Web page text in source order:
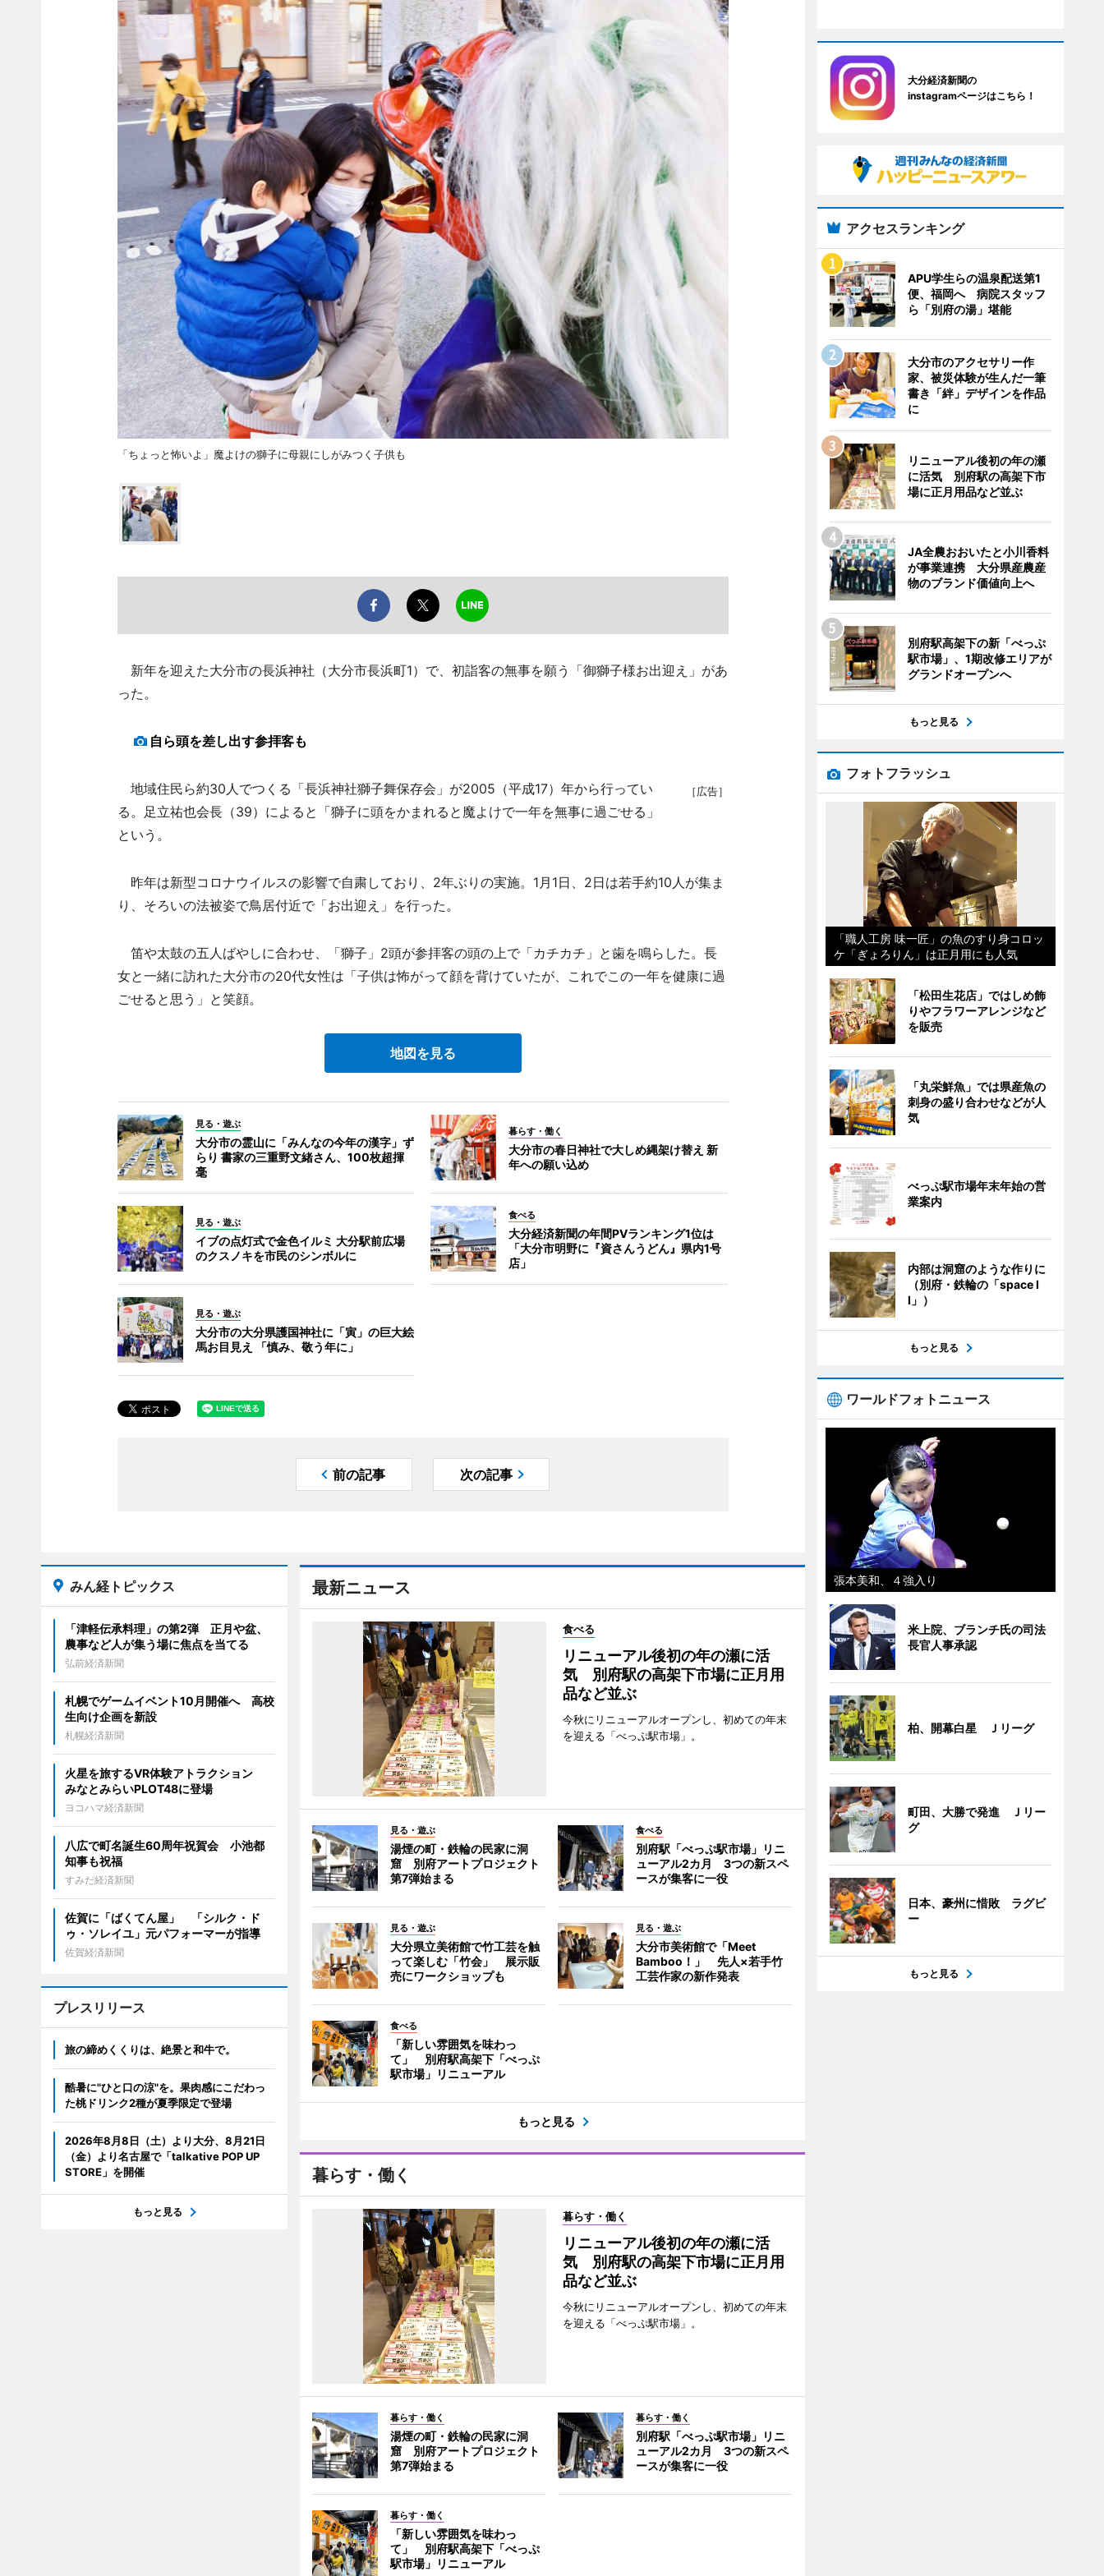
「ちょっと怖いよ」魔よけの獅子に母親にしがみつく子供も
新年を迎えた大分市の長浜神社（大分市長浜町1）で、初詣客の無事を願う「御獅子様お出迎え」があ
った。
自ら頭を差し出す参拝客も
［広告］
地域住民ら約30人でつくる「長浜神社獅子舞保存会」が2005（平成17）年から行ってい
る。足立祐也会長（39）によると「獅子に頭をかまれると魔よけで一年を無事に過ごせる」
という。
昨年は新型コロナウイルスの影響で自粛しており、2年ぶりの実施。1月1日、2日は若手約10人が集ま
り、そろいの法被姿で鳥居付近で「お出迎え」を行った。
笛や太鼓の五人ばやしに合わせ、「獅子」2頭が参拝客の頭の上で「カチカチ」と歯を鳴らした。長
女と一緒に訪れた大分市の20代女性は「子供は怖がって顔を背けていたが、これでこの一年を健康に過
ごせると思う」と笑顔。
地図を見る
見る・遊ぶ
大分市の霊山に「みんなの今年の漢字」ず
らり 書家の三重野文緒さん、100枚超揮
毫
暮らす・働く
大分市の春日神社で大しめ縄架け替え 新
年への願い込め
見る・遊ぶ
イブの点灯式で金色イルミ 大分駅前広場
のクスノキを市民のシンボルに
食べる
大分経済新聞の年間PVランキング1位は
「大分市明野に『資さんうどん』県内1号
店」
見る・遊ぶ
大分市の大分県護国神社に「寅」の巨大絵
馬お目見え 「慎み、敬う年に」
前の記事 次の記事
最新ニュース
食べる
リニューアル後初の年の瀬に活
気 別府駅の高架下市場に正月用
品など並ぶ
今秋にリニューアルオープンし、初めての年末
を迎える「べっぷ駅市場」。
見る・遊ぶ
湯煙の町・鉄輪の民家に洞
窟 別府アートプロジェクト
第7弾始まる
食べる
別府駅「べっぷ駅市場」リニ
ューアル2カ月 3つの新スペ
ースが集客に一役
見る・遊ぶ
大分県立美術館で竹工芸を触
って楽しむ「竹会」 展示販
売にワークショップも
見る・遊ぶ
大分市美術館で「Meet
Bamboo！」 先人×若手竹
工芸作家の新作発表
食べる
「新しい雰囲気を味わっ
て」 別府駅高架下「べっぷ
駅市場」リニューアル
もっと見る
暮らす・働く
暮らす・働く
リニューアル後初の年の瀬に活
気 別府駅の高架下市場に正月用
品など並ぶ
今秋にリニューアルオープンし、初めての年末
を迎える「べっぷ駅市場」。
暮らす・働く
湯煙の町・鉄輪の民家に洞
窟 別府アートプロジェクト
第7弾始まる
暮らす・働く
別府駅「べっぷ駅市場」リニ
ューアル2カ月 3つの新スペ
ースが集客に一役
暮らす・働く
「新しい雰囲気を味わっ
て」 別府駅高架下「べっぷ
駅市場」リニューアル
みん経トピックス
「津軽伝承料理」の第2弾 正月や盆、
農事など人が集う場に焦点を当てる
弘前経済新聞
札幌でゲームイベント10月開催へ 高校
生向け企画を新設
札幌経済新聞
火星を旅するVR体験アトラクション
みなとみらいPLOT48に登場
ヨコハマ経済新聞
八広で町名誕生60周年祝賀会 小池都
知事も祝福
すみだ経済新聞
佐賀に「ばくてん屋」 「シルク・ド
ゥ・ソレイユ」元パフォーマーが指導
佐賀経済新聞
プレスリリース
旅の締めくくりは、絶景と和牛で。
酷暑に"ひと口の涼"を。果肉感にこだわっ
た桃ドリンク2種が夏季限定で登場
2026年8月8日（土）より大分、8月21日
（金）より名古屋で「talkative POP UP
STORE」を開催
もっと見る
大分経済新聞の
instagramページはこちら！
アクセスランキング
APU学生らの温泉配送第1
便、福岡へ 病院スタッフ
ら「別府の湯」堪能
大分市のアクセサリー作
家、被災体験が生んだ一筆
書き「絆」デザインを作品
に
リニューアル後初の年の瀬
に活気 別府駅の高架下市
場に正月用品など並ぶ
JA全農おおいたと小川香料
が事業連携 大分県産農産
物のブランド価値向上へ
別府駅高架下の新「べっぷ
駅市場」、1期改修エリアが
グランドオープンへ
もっと見る
フォトフラッシュ
「職人工房 味一匠」の魚のすり身コロッ
ケ「ぎょろりん」は正月用にも人気
「松田生花店」ではしめ飾
りやフラワーアレンジなど
を販売
「丸栄鮮魚」では県産魚の
刺身の盛り合わせなどが人
気
べっぷ駅市場年末年始の営
業案内
内部は洞窟のような作りに
（別府・鉄輪の「space I
I」）
もっと見る
ワールドフォトニュース
張本美和、４強入り
米上院、ブランチ氏の司法
長官人事承認
柏、開幕白星 Ｊリーグ
町田、大勝で発進 Ｊリー
グ
日本、豪州に惜敗 ラグビ
ー
もっと見る